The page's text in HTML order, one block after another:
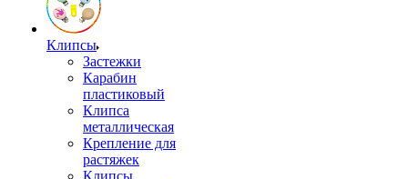
Клипсы
Застежки
Карабин
пластиковый
Клипса
металлическая
Крепление для
растяжек
Клипсы